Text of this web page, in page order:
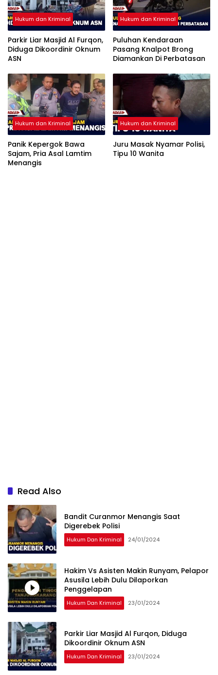
Hukum dan Kriminal
Parkir Liar Masjid Al Furqon,
Diduga Dikoordinir Oknum
ASN
Hukum dan Kriminal
Puluhan Kendaraan
Pasang Knalpot Brong
Diamankan Di Perbatasan
Hukum dan Kriminal
Panik Kepergok Bawa
Sajam, Pria Asal Lamtim
Menangis
Hukum dan Kriminal
Juru Masak Nyamar Polisi,
Tipu 10 Wanita
Read Also
Bandit Curanmor Menangis Saat
Digerebek Polisi
Hukum Dan Kriminal 24/01/2024
Hakim Vs Asisten Makin Runyam, Pelapor
Asusila Lebih Dulu Dilaporkan
Penggelapan
Hukum Dan Kriminal 23/01/2024
Parkir Liar Masjid Al Furqon, Diduga
Dikoordinir Oknum ASN
Hukum Dan Kriminal 23/01/2024